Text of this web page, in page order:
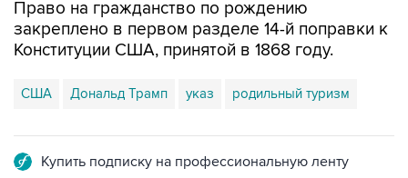
Конституции США, принятой в 1868 году.
США Дональд Трамп указ родильный туризм
Подписаться на рассылку главных новостей сайта